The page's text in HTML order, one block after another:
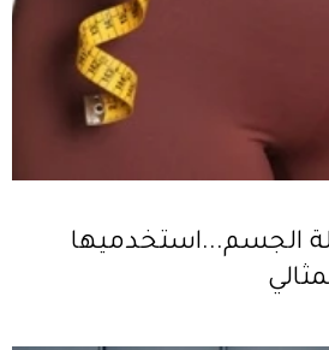
الجسم...استخدميها